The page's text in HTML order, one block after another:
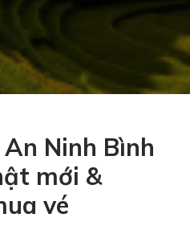
Ninh Bình
mới &
vé